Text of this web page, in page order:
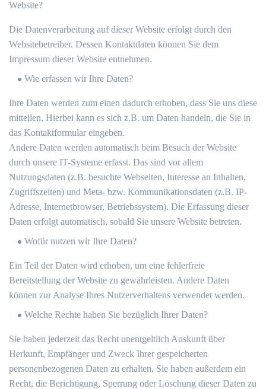
Website?
Die Datenverarbeitung auf dieser Website erfolgt durch den
Websitebetreiber. Dessen Kontaktdaten können Sie dem
Impressum dieser Website entnehmen.
Wie erfassen wir Ihre Daten?
Ihre Daten werden zum einen dadurch erhoben, dass Sie uns diese
mitteilen. Hierbei kann es sich z.B. um Daten handeln, die Sie in
das Kontaktformular eingeben.
Andere Daten werden automatisch beim Besuch der Website
durch unsere IT-Systeme erfasst. Das sind vor allem
Nutzungsdaten (z.B. besuchte Webseiten, Interesse an Inhalten,
Zugriffszeiten) und Meta- bzw. Kommunikationsdaten (z.B. IP-
Adresse, Internetbrowser, Betriebssystem). Die Erfassung dieser
Daten erfolgt automatisch, sobald Sie unsere Website betreten.
Wofür nutzen wir Ihre Daten?
Ein Teil der Daten wird erhoben, um eine fehlerfreie
Bereitstellung der Website zu gewährleisten. Andere Daten
können zur Analyse Ihres Nutzerverhaltens verwendet werden.
Welche Rechte haben Sie bezüglich Ihrer Daten?
Sie haben jederzeit das Recht unentgeltlich Auskunft über
Herkunft, Empfänger und Zweck Ihrer gespeicherten
personenbezogenen Daten zu erhalten. Sie haben außerdem ein
Recht, die Berichtigung, Sperrung oder Löschung dieser Daten zu